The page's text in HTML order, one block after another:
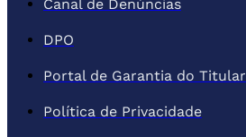
Canal de Denúncias
DPO
Portal de Garantia do Titular
Política de Privacidade